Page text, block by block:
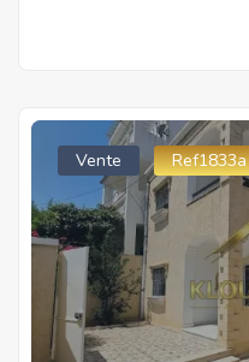
Vente Ref1833a